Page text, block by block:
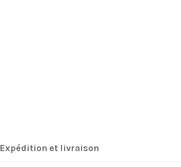
Expédition et livraison